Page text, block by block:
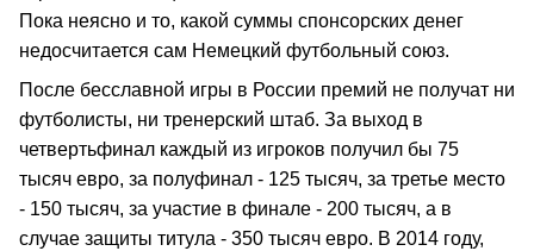
Пока неясно и то, какой суммы спонсорских денег
недосчитается сам Немецкий футбольный союз.
После бесславной игры в России премий не получат ни
футболисты, ни тренерский штаб. За выход в
четвертьфинал каждый из игроков получил бы 75
тысяч евро, за полуфинал - 125 тысяч, за третье место
- 150 тысяч, за участие в финале - 200 тысяч, а в
случае защиты титула - 350 тысяч евро. В 2014 году,